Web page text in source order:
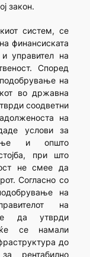
закон.
систем, се
финансиската
управител на
Според
на
во државна
соодветни
на
услови за
и општо
при што
не смее да
Согласно со
на
на
да утврди
се намали
до
рентабилно